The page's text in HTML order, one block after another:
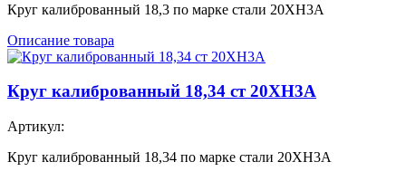
Круг калиброванный 18,3 по марке стали 20ХН3А
Описание товара
Круг калиброванный 18,34 ст 20ХН3А
Артикул:
Круг калиброванный 18,34 по марке стали 20ХН3А